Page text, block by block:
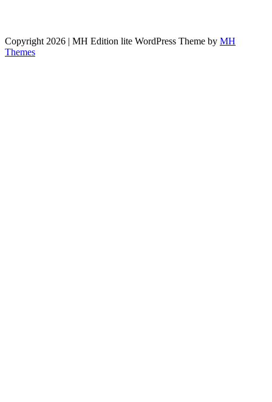
Copyright 2026 | MH Edition lite WordPress Theme by MH
Themes